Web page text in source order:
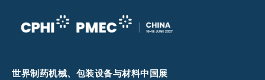
世界制药机械、包装设备与材料中国展